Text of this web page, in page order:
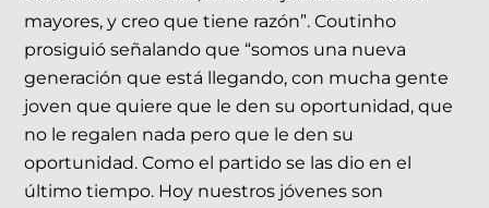
mayores, y creo que tiene razón”. Coutinho
prosiguió señalando que “somos una nueva
generación que está llegando, con mucha gente
joven que quiere que le den su oportunidad, que
no le regalen nada pero que le den su
oportunidad. Como el partido se las dio en el
último tiempo. Hoy nuestros jóvenes son